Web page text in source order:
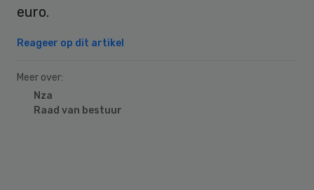
euro.
Reageer op dit artikel
Meer over:
Nza
Raad van bestuur